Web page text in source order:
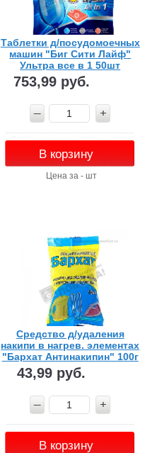
Таблетки д/посудомоечных
машин "Биг Сити Лайф"
Ультра все в 1 50шт
753,99 руб.
В корзину
Цена за - шт
Средство д/удаления
накипи в нагрев. элементах
"Бархат Антинакипин" 100г
м/у
43,99 руб.
В корзину